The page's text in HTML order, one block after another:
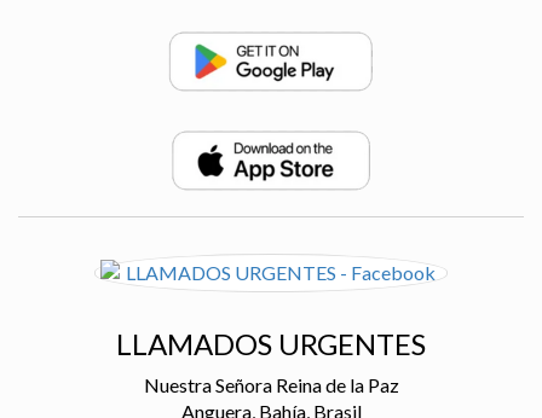
LLAMADOS URGENTES
Nuestra Señora Reina de la Paz
Anguera, Bahía, Brasil